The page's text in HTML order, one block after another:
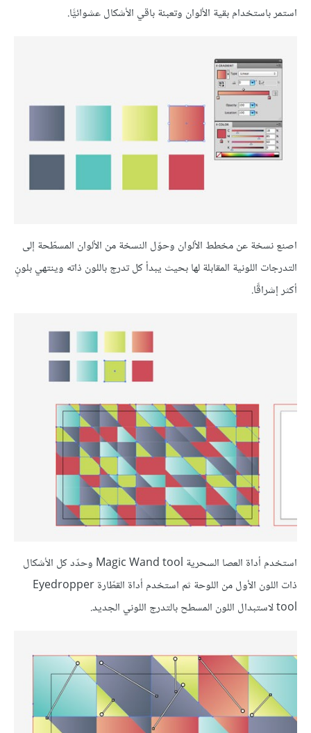
استمر باستخدام بقية الألوان وتعبئة باقي الأشكال عشوائيًّا.
اصنع نسخة عن مخطط الألوان وحوّل النسخة من الألوان المسطّحة إلى
التدرجات اللونية المقابلة لها بحيث يبدأ كل تدرج باللون ذاته وينتهي بلونٍ
أكثر إشراقًا.
استخدم أداة العصا السحرية Magic Wand tool وحدّد كل الأشكال
ذات اللون الأول من اللوحة ثم استخدم أداة القطّارة Eyedropper
tool لاستبدال اللون المسطح بالتدرج اللوني الجديد.